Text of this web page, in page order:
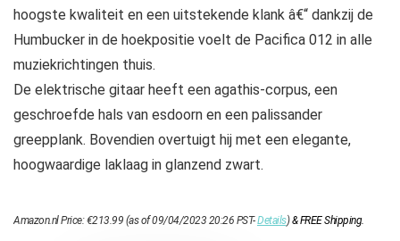
hoogste kwaliteit en een uitstekende klank â€“ dankzij de
Humbucker in de hoekpositie voelt de Pacifica 012 in alle
muziekrichtingen thuis.
De elektrische gitaar heeft een agathis-corpus, een
geschroefde hals van esdoorn en een palissander
greepplank. Bovendien overtuigt hij met een elegante,
hoogwaardige laklaag in glanzend zwart.
Amazon.nl Price:€213.99 (as of 09/04/2023 20:26 PST-Details)&FREE Shipping.